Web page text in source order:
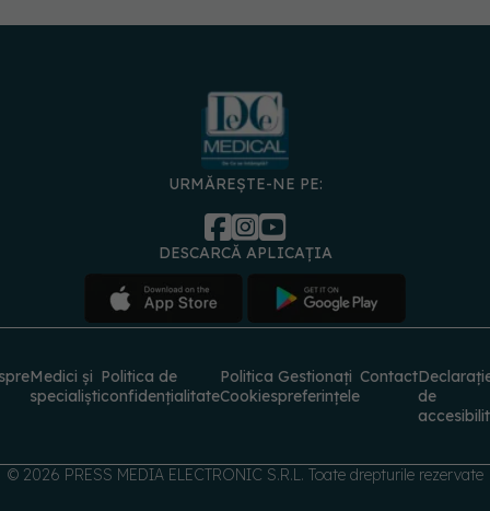
URMĂREȘTE-NE PE:
DESCARCĂ APLICAȚIA
Medici și
specialiști
Politica de
confidențialitate
Politica
Cookies
Gestionați
preferințele
Contact
de
© 2026 PRESS MEDIA ELECTRONIC S.R.L. Toate drepturile rezervate